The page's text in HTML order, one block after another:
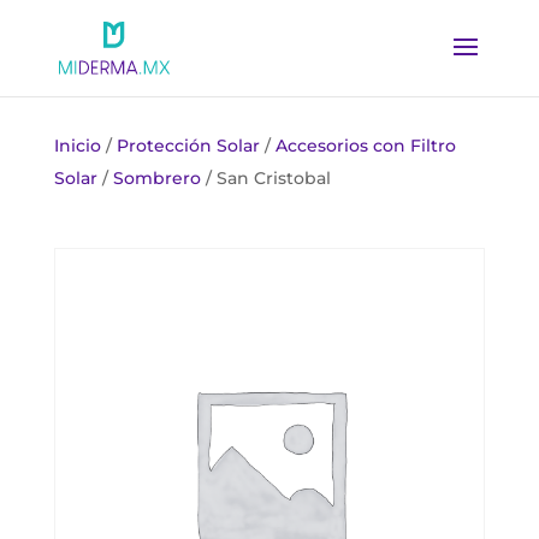
Inicio/ Protección Solar/Accesorios con Filtro
Solar/Sombrero/ San Cristobal